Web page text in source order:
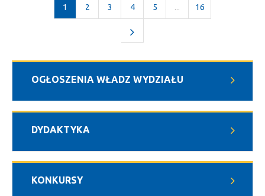
OGŁOSZENIA WŁADZ WYDZIAŁU
DYDAKTYKA
KONKURSY
Aktualna
1 Strona
2 Strona
3 Strona
4 Strona
5 ... Strona
16